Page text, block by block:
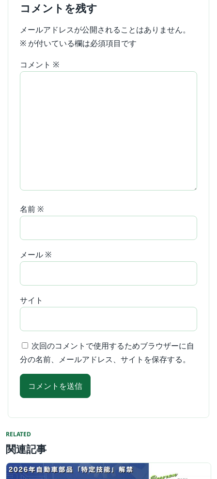
コメントを残す
メールアドレスが公開されることはありません。
※ が付いている欄は必須項目です
コメント ※
名前 ※
メール ※
サイト
次回のコメントで使用するためブラウザーに自
分の名前、メールアドレス、サイトを保存する。
RELATED
関連記事